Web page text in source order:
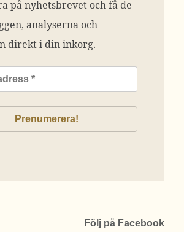
på nyhetsbrevet och få de
analyserna och
direkt i din inkorg.
Följ på Facebook